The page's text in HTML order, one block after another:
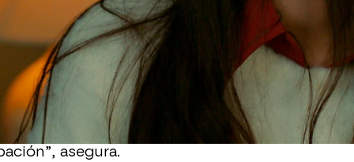
y Müjganestá a punto de estallar. La
ni acercarse a él. Está dolida con él y
a Yilmaz.
con ella y Müjgan explica la razón
“Esa imagen me persigue, la
en brazos al hospital mientras
asegura.